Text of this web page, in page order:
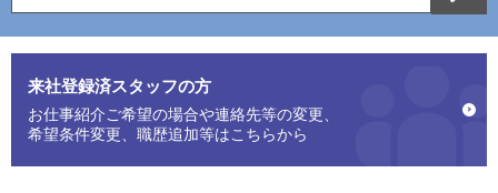
来社登録済スタッフの方
お仕事紹介ご希望の場合や連絡先等の変更、
希望条件変更、職歴追加等はこちらから